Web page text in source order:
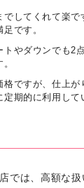
でしてくれて楽で
です。
トやダウンでも2
格ですが、仕上
定期的に利用して
では、高額な